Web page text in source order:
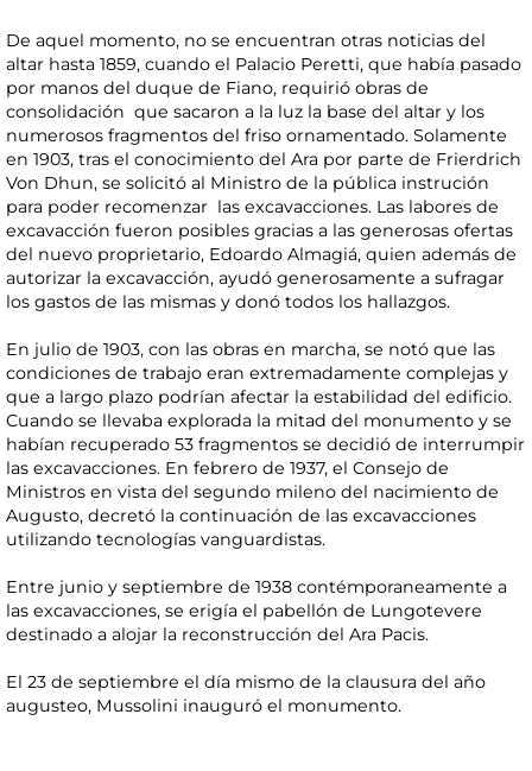
De aquel momento, no se encuentran otras noticias del
altar hasta 1859, cuando el Palacio Peretti, que había pasado
por manos del duque de Fiano, requirió obras de
consolidación que sacaron a la luz la base del altar y los
numerosos fragmentos del friso ornamentado. Solamente
en 1903, tras el conocimiento del Ara por parte de Frierdrich
Von Dhun, se solicitó al Ministro de la pública instrución
para poder recomenzar las excavacciones. Las labores de
excavacción fueron posibles gracias a las generosas ofertas
del nuevo proprietario, Edoardo Almagiá, quien además de
autorizar la excavacción, ayudó generosamente a sufragar
los gastos de las mismas y donó todos los hallazgos.
En julio de 1903, con las obras en marcha, se notó que las
condiciones de trabajo eran extremadamente complejas y
que a largo plazo podrían afectar la estabilidad del edificio.
Cuando se llevaba explorada la mitad del monumento y se
habían recuperado 53 fragmentos se decidió de interrumpir
las excavacciones. En febrero de 1937, el Consejo de
Ministros en vista del segundo mileno del nacimiento de
Augusto, decretó la continuación de las excavacciones
utilizando tecnologías vanguardistas.
Entre junio y septiembre de 1938 contémporaneamente a
las excavacciones, se erigía el pabellón de Lungotevere
destinado a alojar la reconstrucción del Ara Pacis.
El 23 de septiembre el día mismo de la clausura del año
augusteo, Mussolini inauguró el monumento.